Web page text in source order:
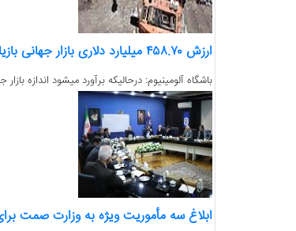
ارزش ۴۵۸.۷۰ میلیارد دلاری بازار جهانی بازیافت ضایعات فلزی
باشگاه آلومینیوم: درحالیکه برآورد میشود اندازه بازار جهانی بازیافت قراضه فلز در ۲۰۲۶
ابلاغ سه مأموریت ویژه به وزارت صمت